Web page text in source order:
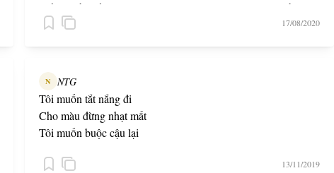
buồn phiền; rồi cùng lòng vòng ngoài đường hàng giờ liền.
Mình và người cùng bày nhiều trò làm tình mình càng nồng
17/08/2020
N NTG
Tôi muốn tắt nắng đi
Cho màu đừng nhạt mất
Tôi muốn buộc cậu lại
13/11/2019